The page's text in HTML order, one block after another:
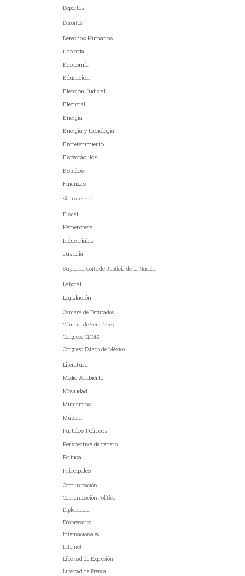
Deportes
Deportes
Derechos Humanos
Ecología
Economía
Educación
Elección Judicial
Electoral
Energía
Energía y tecnología
Entretenimiento
Espectáculos
Estados
Finanzas
Sin categoría
Fiscal
Hemeroteca
Industriales
Justicia
Suprema Corte de Justicia de la Nación
Laboral
Legislación
Cámara de Diputados
Cámara de Senadores
Congreso CDMX
Congreso Estado de México
Literatura
Medio Ambiente
Movilidad
Municipios
Música
Partidos Políticos
Perspectiva de género
Política
Principales
Comunicación
Comunicación Política
Diplomacia
Empresarios
Internacionales
Internet
Libertad de Expresión
Libertad de Prensa